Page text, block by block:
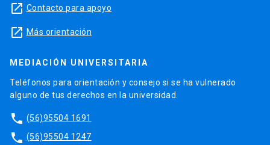
launch Contacto para apoyo
launch Más orientación
MEDIACIÓN UNIVERSITARIA
Teléfonos para orientación y consejo si se ha vulnerado
alguno de tus derechos en la universidad.
phone (56)95504 1691
phone (56)95504 1247